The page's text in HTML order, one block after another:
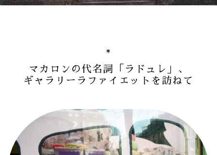
マカロンの代名詞「ラドュレ」、
ギャラリーラファイエットを訪ねて